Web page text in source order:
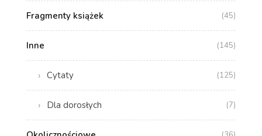
Fragmenty książek (45)
Inne (145)
Cytaty (125)
Dla dorosłych (7)